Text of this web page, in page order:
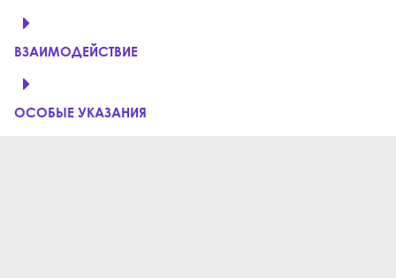
ВЗАИМОДЕЙСТВИЕ
ОСОБЫЕ УКАЗАНИЯ